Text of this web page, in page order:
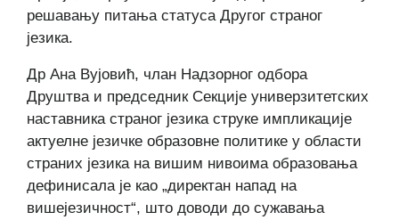
решавању питања статуса Другог страног
језика.
Др Ана Вујовић, члан Надзорног одбора
Друштва и председник Секције универзитетских
наставника страног језика струке импликације
актуелне језичке образовне политике у области
страних језика на вишим нивоима образовања
дефинисала је као „директан напад на
вишејезичност“, што доводи до сужавања